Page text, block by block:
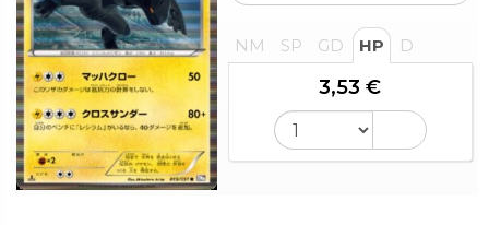
NM SP GD HP D
3,53 €